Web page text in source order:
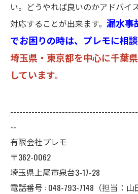
い。どうやれば良いのかアドバイ
対応することが出来ます。 漏水事
でお困りの時は、プレモに相談
埼玉県・東京都を中心に千葉
しています。
--
有限会社プレモ
〒362-0062
埼玉県上尾市泉台3-17-28
電話番号 : 048-793-7148（担当：山